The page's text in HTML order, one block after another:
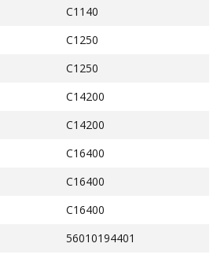
C1140
C1250
C1250
C14200
C14200
C16400
C16400
C16400
56010194401